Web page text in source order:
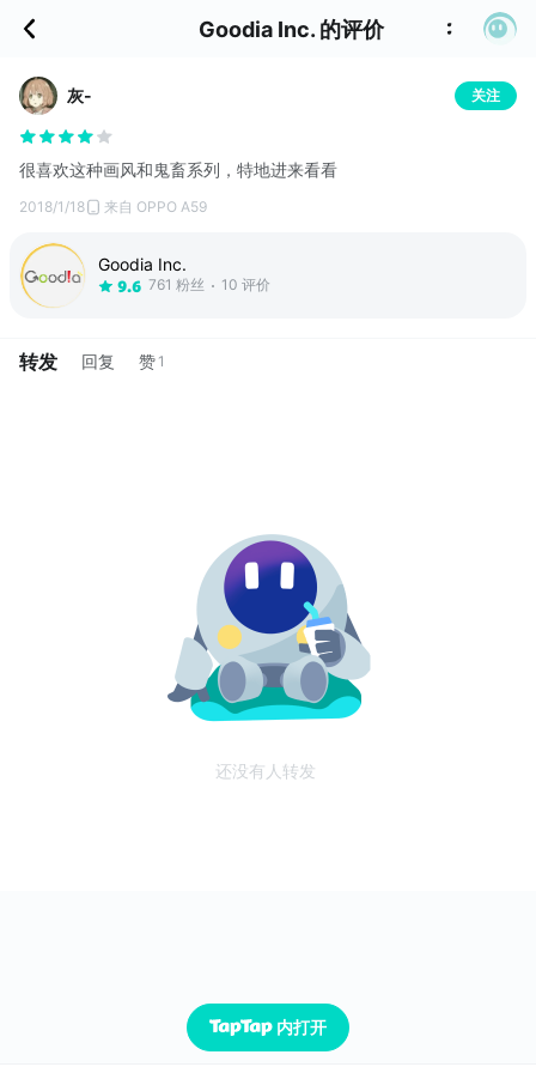
Goodia Inc. 的评价
灰- 关注
很喜欢这种画风和鬼畜系列，特地进来看看
2018/1/18 来自 OPPO A59
Goodia Inc.
9.6 761 粉丝 10 评价
转发 回复 赞 1
还没有人转发
内打开